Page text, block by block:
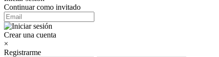
Continuar como invitado
Crear una cuenta
×
Registrarme